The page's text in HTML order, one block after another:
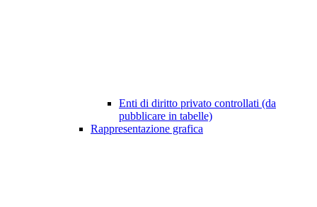
Enti di diritto privato controllati (da
pubblicare in tabelle)
Rappresentazione grafica